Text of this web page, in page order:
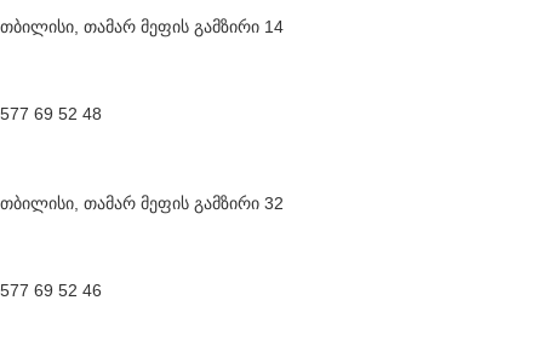
თბილისი, თამარ მეფის გამზირი 14
577 69 52 48
თბილისი, თამარ მეფის გამზირი 32
577 69 52 46